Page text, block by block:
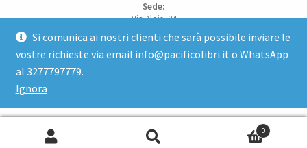
Si comunica ai nostri clienti che sarà possibile inviare le
vostre richieste via email info@pacificolibri.it o WhatsApp
al 3277797779.
Ignora
Sede:
Via Alois, 24
81100 Caserta
Apri posizione su Google Maps
Privacy Policy Realizzato con WooCommerce
0